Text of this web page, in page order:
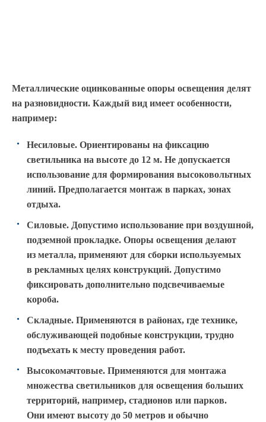
Металлические оцинкованные опоры освещения делят
на разновидности. Каждый вид имеет особенности,
например:
Несиловые. Ориентированы на фиксацию
светильника на высоте до 12 м. Не допускается
использование для формирования высоковольтных
линий. Предполагается монтаж в парках, зонах
отдыха.
Силовые. Допустимо использование при воздушной,
подземной прокладке. Опоры освещения делают
из металла, применяют для сборки используемых
в рекламных целях конструкций. Допустимо
фиксировать дополнительно подсвечиваемые
короба.
Складные. Применяются в районах, где технике,
обслуживающей подобные конструкции, трудно
подъехать к месту проведения работ.
Высокомачтовые. Применяются для монтажа
множества светильников для освещения больших
территорий, например, стадионов или парков.
Они имеют высоту до 50 метров и обычно